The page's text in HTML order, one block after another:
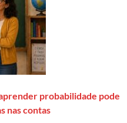
probabilidade pode
nas contas